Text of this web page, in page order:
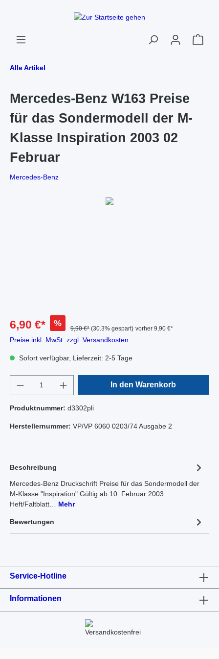
Alle Artikel
Mercedes-Benz W163 Preise
für das Sondermodell der M-
Klasse Inspiration 2003 02
Februar
Mercedes-Benz
6,90 €* %
9,90 €* (30.3% gespart) vorher 9,90 €*
Preise inkl. MwSt. zzgl. Versandkosten
Sofort verfügbar, Lieferzeit: 2-5 Tage
In den Warenkorb
Produktnummer: d3302pli
Herstellernummer: VP/VP 6060 0203/74 Ausgabe 2
Beschreibung
Mercedes-Benz Druckschrift Preise für das Sondermodell der
M-Klasse "Inspiration" Gültig ab 10. Februar 2003
Heft/Faltblatt… Mehr
Bewertungen
Service-Hotline
Informationen